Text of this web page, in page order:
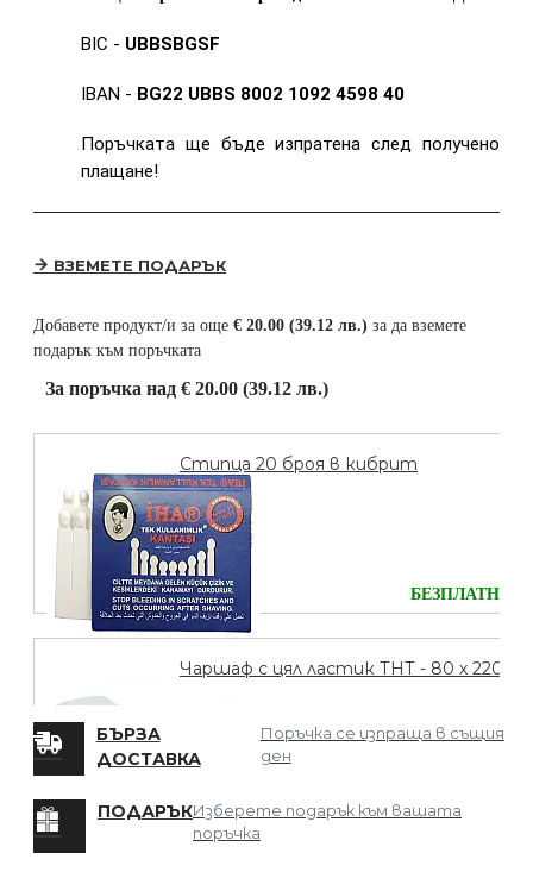
BIC - UBBSBGSF
IBAN - BG22 UBBS 8002 1092 4598 40
Поръчката ще бъде изпратена след получено
плащане!
ВЗЕМЕТЕ ПОДАРЪК
Добавете продукт/и за още € 20.00 (39.12 лв.) за да вземете
подарък към поръчката
За поръчка над € 20.00 (39.12 лв.)
Стипца 20 броя в кибрит
БЕЗПЛАТНО
Чаршаф с цял ластик ТНТ - 80 х 220
БЪРЗА
ДОСТАВКА
Поръчка се изпраща в същия
ден
ПОДАРЪКИзберете подарък към вашата
поръчка